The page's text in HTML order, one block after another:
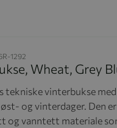
1292
Wheat, Grey
tekniske vinterbukse
og vinterdager. Den
og vanntett materiale